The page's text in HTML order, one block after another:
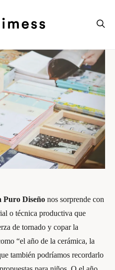
Puro Diseño nos sorprende con
o técnica productiva que
de tornado y copar la
“el año de la cerámica, la
también podríamos recordarlo